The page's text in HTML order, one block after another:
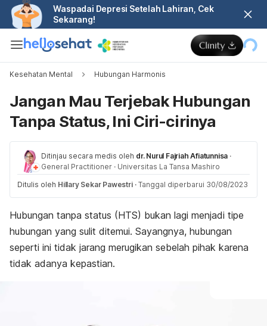
Waspadai Depresi Setelah Lahiran, Cek
Sekarang!
Kesehatan Mental Hubungan Harmonis
Jangan Mau Terjebak Hubungan
Tanpa Status, Ini Ciri-cirinya
Ditinjau secara medis oleh dr. Nurul Fajriah Afiatunnisa ·
General Practitioner · Universitas La Tansa Mashiro
Ditulis oleh Hillary Sekar Pawestri · Tanggal diperbarui 30/08/2023
Hubungan tanpa status (HTS) bukan lagi menjadi tipe
hubungan yang sulit ditemui. Sayangnya, hubungan
seperti ini tidak jarang merugikan sebelah pihak karena
tidak adanya kepastian.